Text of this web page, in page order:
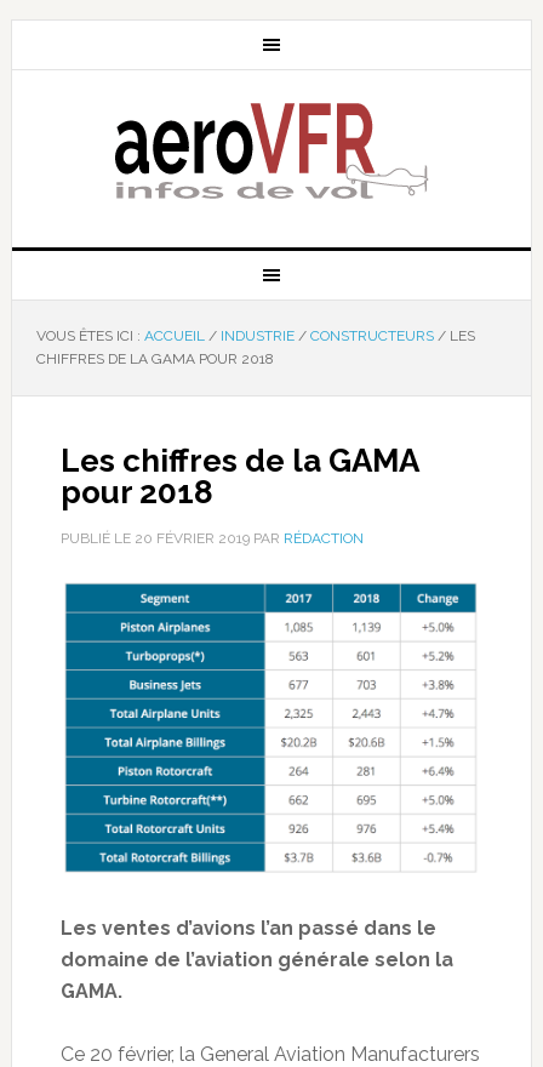
VOUS ÊTES ICI : ACCUEIL / INDUSTRIE / CONSTRUCTEURS /LES
CHIFFRES DE LA GAMA POUR 2018
Les chiffres de la GAMA
pour 2018
PUBLIÉ LE 20 FÉVRIER 2019PAR RÉDACTION
Les ventes d’avions l’an passé dans le
domaine de l’aviation générale selon la
GAMA.
Ce 20 février, la General Aviation Manufacturers